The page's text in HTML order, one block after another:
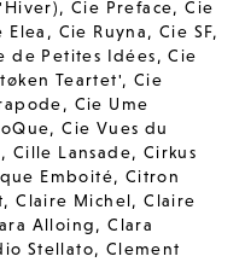
,Cie Preface,Cie
Elea , Cie Ruyna,Cie SF,
de Petites Idées,Cie
Teartet', Cie
, Cie Ume
,Cie Vues du
, Cille Lansade, Cirkus
Emboité, Citron
,Claire Michel,Claire
Alloing,Clara
Stellato, Clement